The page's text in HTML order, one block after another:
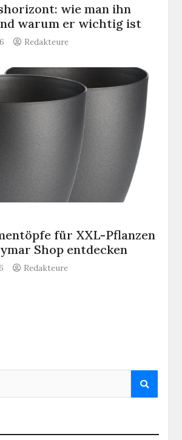
wie man ihn
warum er wichtig ist
Redakteure
für XXL-Pflanzen
Shop entdecken
Redakteure